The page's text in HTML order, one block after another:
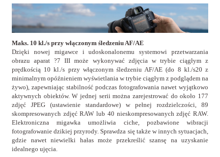
Maks. 10 kl./s przy włączonym śledzeniu AF/AE
Dzięki nowej migawce i udoskonalonemu systemowi przetwarzania
obrazu aparat ?7 III może wykonywać zdjęcia w trybie ciągłym z
prędkością 10 kl./s przy włączonym śledzeniu AF/AE (do 8 kl./s20 z
minimalnym opóźnieniem wyświetlania w trybie ciągłym z podglądem na
żywo), zapewniając stabilność podczas fotografowania nawet wyjątkowo
aktywnych obiektów. W jednej serii można zarejestrować do około 177
zdjęć JPEG (ustawienie standardowe) w pełnej rozdzielczości, 89
skompresowanych zdjęć RAW lub 40 nieskompresowanych zdjęć RAW.
Elektroniczna migawka umożliwia ciche, pozbawione wibracji
fotografowanie dzikiej przyrody. Sprawdza się także w innych sytuacjach,
gdzie nawet niewielki hałas może przekreślić szansę na uzyskanie
idealnego ujęcia.